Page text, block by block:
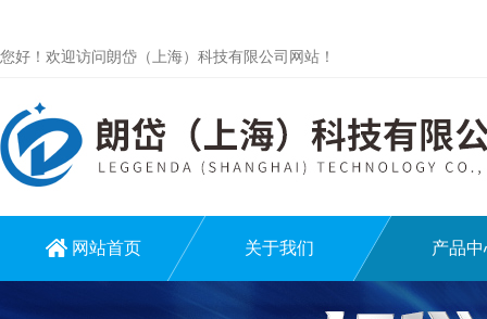
您好！欢迎访问朗岱（上海）科技有限公司网站！
网站首页 关于我们 产品中